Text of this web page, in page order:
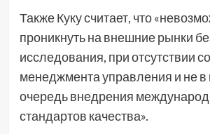
Также Куку считает, что
проникнуть на внешние рынки
исследования, при отсутствии
менеджмента управления и не
очередь внедрения
стандартов качества».